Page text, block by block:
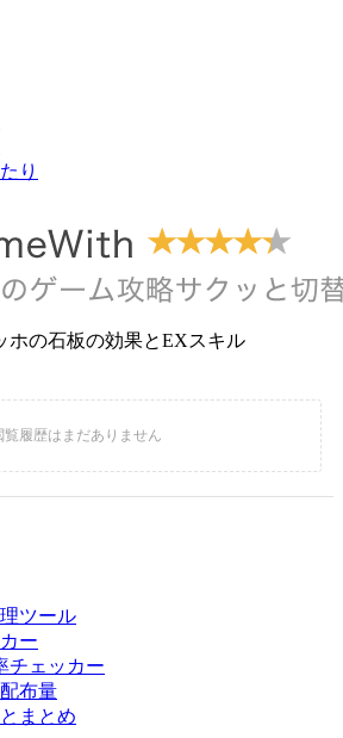
り
ホの石板の効果とEXスキル
ツール
ー
チェッカー
布量
まとめ